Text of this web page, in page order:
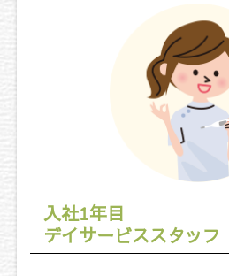
入社1年目
デイサービススタッ